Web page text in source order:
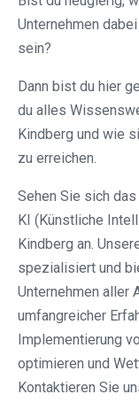
Unternehmen
sein?
Dann bist du hier
du alles
Kindberg und wie
zu erreichen.
Sehen Sie sich
KI (Künstliche
Kindberg an.
spezialisiert und
Unternehmen aller
umfangreicher
Implementierung
optimieren und
Kontaktieren Sie